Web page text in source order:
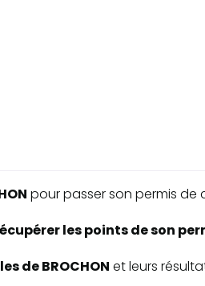
pour passer son permis de
les points de son
de BROCHON et leurs